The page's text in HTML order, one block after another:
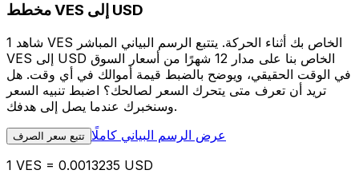
مخطط VES إلى USD
شاهد 1 VES الخاص بك أثناء الحركة. يتتبع الرسم البياني المباشر
VES إلى USD الخاص بنا على مدار 12 شهرًا من أسعار السوق
في الوقت الحقيقي، ويوضح بالضبط قيمة أموالك في أي وقت. هل
تريد أن تعرف متى يتحرك السعر لصالحك؟ اضبط تنبيه السعر
وسنخبرك عندما يصل إلى هدفك.
تتبع سعر الصرف عرض الرسم البياني كاملًا
1 VES = 0.0013235 USD